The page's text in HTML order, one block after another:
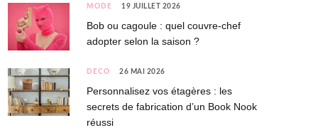
MODE 19 JUILLET 2026
Bob ou cagoule : quel couvre-chef
adopter selon la saison ?
DÉCO 26 MAI 2026
Personnalisez vos étagères : les
secrets de fabrication d’un Book Nook
réussi